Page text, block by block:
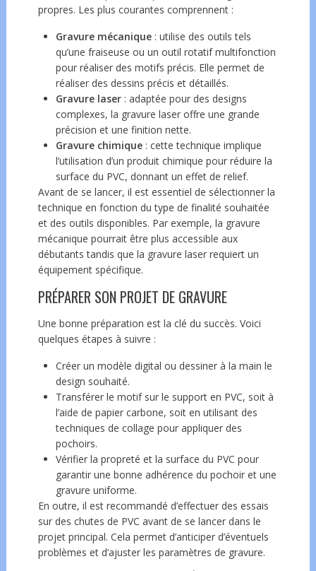
propres. Les plus courantes comprennent :
Gravure mécanique : utilise des outils tels
qu’une fraiseuse ou un outil rotatif multifonction
pour réaliser des motifs précis. Elle permet de
réaliser des dessins précis et détaillés.
Gravure laser: adaptée pour des designs
complexes, la gravure laser offre une grande
précision et une finition nette.
Gravure chimique: cette technique implique
l’utilisation d’un produit chimique pour réduire la
surface du PVC, donnant un effet de relief.
Avant de se lancer, il est essentiel de sélectionner la
technique en fonction du type de finalité souhaitée
et des outils disponibles. Par exemple, la gravure
mécanique pourrait être plus accessible aux
débutants tandis que la gravure laser requiert un
équipement spécifique.
PRÉPARER SON PROJET DE GRAVURE
Une bonne préparation est la clé du succès. Voici
quelques étapes à suivre :
Créer un modèle digital ou dessiner à la main le
design souhaité.
Transférer le motif sur le support en PVC, soit à
l’aide de papier carbone, soit en utilisant des
techniques de collage pour appliquer des
pochoirs.
Vérifier la propreté et la surface du PVC pour
garantir une bonne adhérence du pochoir et une
gravure uniforme.
En outre, il est recommandé d’effectuer des essais
sur des chutes de PVC avant de se lancer dans le
projet principal. Cela permet d’anticiper d’éventuels
problèmes et d’ajuster les paramètres de gravure.